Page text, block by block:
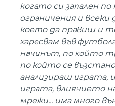
когато си запален по
ограничения и всеки
което да правиш и
харесвам във
начинът, по който
по който се
анализираш играта,
играта, влиянието
мрежи... има много